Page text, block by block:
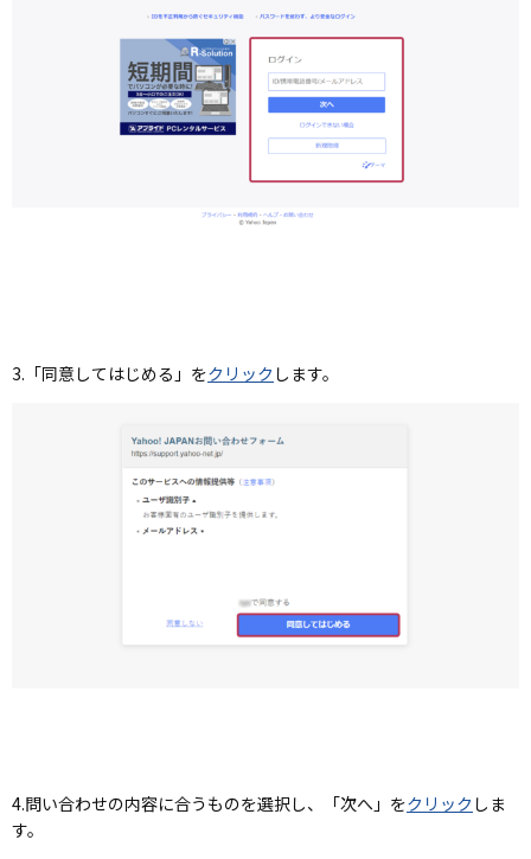
3.「同意してはじめる」をクリック します。
4.問い合わせの内容に合うものを選択し、「次へ」をクリック しま
す。